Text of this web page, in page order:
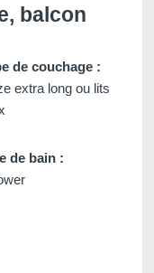
balcon
de couchage :
extra long ou lits
de bain :